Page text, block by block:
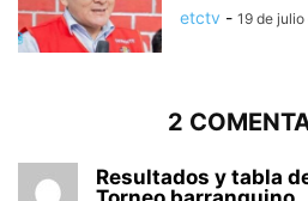
etctv - 19 de
2
Resultados y tabla